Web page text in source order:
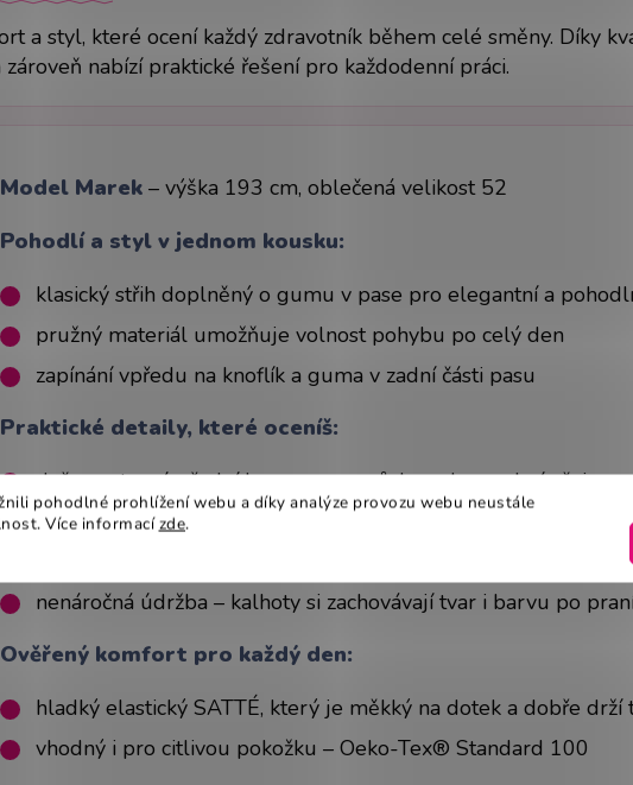
pohodlné prohlížení webu a díky analýze provozu webu neustále
Více informacízde.
a styl, které ocení každý zdravotník během celé směny. Díky
nabízí praktické řešení pro každodenní práci.
Model Marek – výška 193 cm, oblečená velikost 52
Pohodlí a styl v jednom kousku:
klasický střih doplněný o gumu v pase pro elegantní a
pružný materiál umožňuje volnost pohybu po celý den
zapínání vpředu na knoflík a guma v zadní části pasu
Praktické detaily, které oceníš:
dvě prostorné přední kapsy na pomůcky nebo osobní věci
snadné oblékání bez zapínání
ideální ke kombinování se zdravotnickou halenkou do
nenáročná údržba – kalhoty si zachovávají tvar i barvu po
Ověřený komfort pro každý den:
hladký elastický SATTÉ, který je měkký na dotek a dobře drží
vhodný i pro citlivou pokožku – Oeko-Tex® Standard 100